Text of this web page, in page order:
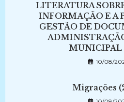
LITERATURA
INFORMAÇÃO E A
GESTÃO DE
MUNICIPAL
10/08/
Migrações